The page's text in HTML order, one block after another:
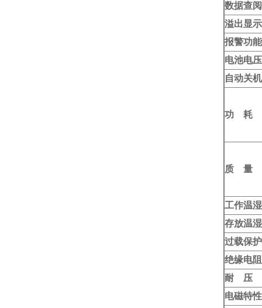
数据查阅
溢出显示
报警功能
电池电压
自动关机
功 耗
质 量
工作温
存放温
过载保护
绝缘电阻
耐 压
电磁特性